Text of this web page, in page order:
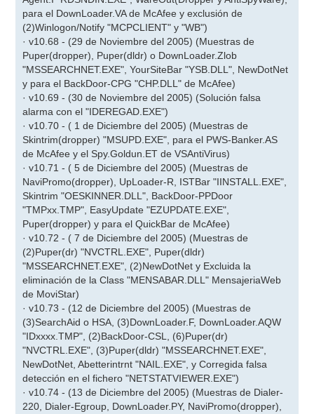
para el DownLoader.VA de McAfee y exclusión de
(2)Winlogon/Notify "MCPCLIENT" y "WB")
· v10.68 - (29 de Noviembre del 2005) (Muestras de
Puper(dropper), Puper(dldr) o DownLoader.Zlob
"MSSEARCHNET.EXE", YourSiteBar "YSB.DLL", NewDotNet
y para el BackDoor-CPG "CHP.DLL" de McAfee)
· v10.69 - (30 de Noviembre del 2005) (Solución falsa
alarma con el "IDEREGAD.EXE")
· v10.70 - ( 1 de Diciembre del 2005) (Muestras de
Skintrim(dropper) "MSUPD.EXE", para el PWS-Banker.AS
de McAfee y el Spy.Goldun.ET de VSAntiVirus)
· v10.71 - ( 5 de Diciembre del 2005) (Muestras de
NaviPromo(dropper), UpLoader-R, ISTBar "IINSTALL.EXE",
Skintrim "OESKINNER.DLL", BackDoor-PPDoor
"TMPxx.TMP", EasyUpdate "EZUPDATE.EXE",
Puper(dropper) y para el QuickBar de McAfee)
· v10.72 - ( 7 de Diciembre del 2005) (Muestras de
(2)Puper(dr) "NVCTRL.EXE", Puper(dldr)
"MSSEARCHNET.EXE", (2)NewDotNet y Excluida la
eliminación de la Class "MENSABAR.DLL" MensajeriaWeb
de MoviStar)
· v10.73 - (12 de Diciembre del 2005) (Muestras de
(3)SearchAid o HSA, (3)DownLoader.F, DownLoader.AQW
"IDxxxx.TMP", (2)BackDoor-CSL, (6)Puper(dr)
"NVCTRL.EXE", (3)Puper(dldr) "MSSEARCHNET.EXE",
NewDotNet, Abetterintrnt "NAIL.EXE", y Corregida falsa
detección en el fichero "NETSTATVIEWER.EXE")
· v10.74 - (13 de Diciembre del 2005) (Muestras de Dialer-
220, Dialer-Egroup, DownLoader.PY, NaviPromo(dropper),